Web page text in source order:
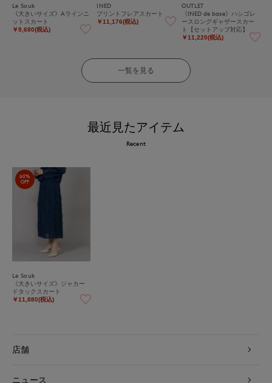
Le Souk
《大きいサイズ》Aラインニ
ットスカート
￥9,680(税込)
INED
プリントフレアスカート
￥11,176(税込)
OUTLET
《INED de base》ハシゴレ
ースロングギャザースカー
ト【セットアップ対応】
￥11,220(税込)
一覧を見る
最近見たアイテム
Recent
60%
OFF
Le Souk
《大きいサイズ》ジャカー
ドタックスカート
￥11,880(税込)
店舗
ニュース